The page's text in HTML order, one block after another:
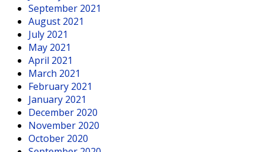
September 2021
August 2021
July 2021
May 2021
April 2021
March 2021
February 2021
January 2021
December 2020
November 2020
October 2020